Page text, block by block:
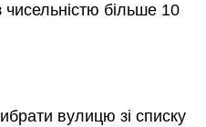
більше 10
вулицю зі списку